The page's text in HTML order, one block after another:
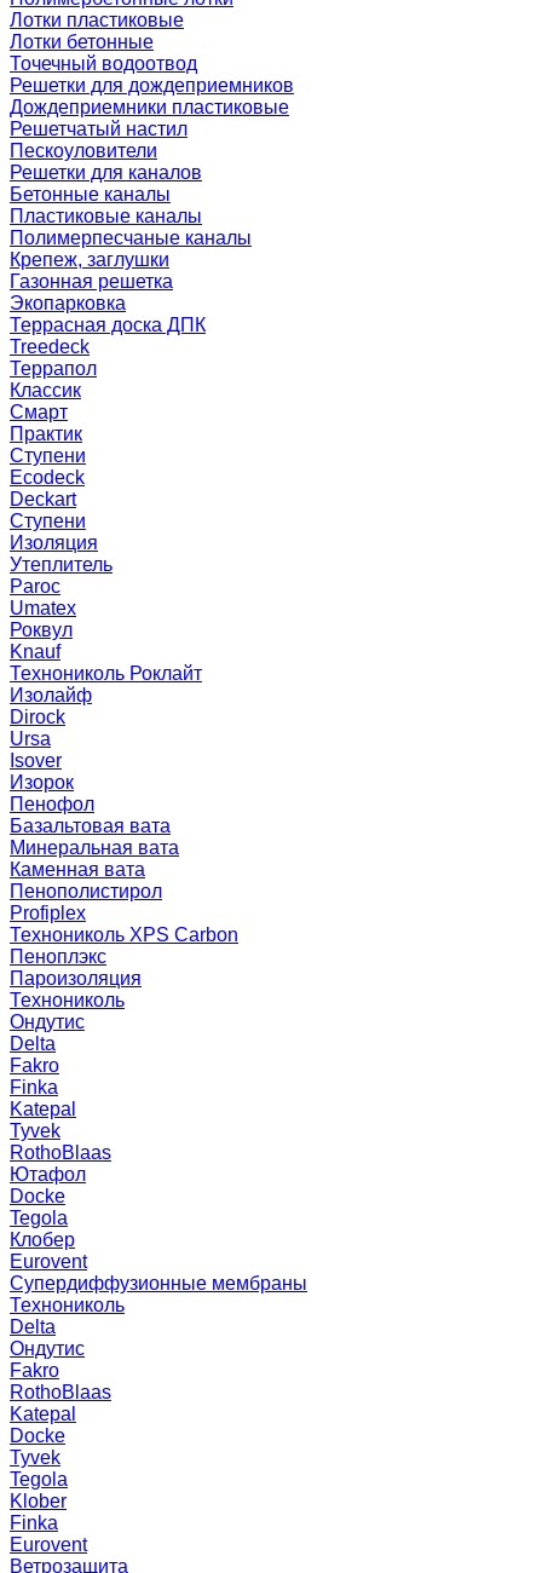
Лотки пластиковые
Лотки бетонные
Точечный водоотвод
Решетки для дождеприемников
Дождеприемники пластиковые
Решетчатый настил
Пескоуловители
Решетки для каналов
Бетонные каналы
Пластиковые каналы
Полимерпесчаные каналы
Крепеж, заглушки
Газонная решетка
Экопарковка
Террасная доска ДПК
Treedeck
Террапол
Классик
Смарт
Практик
Ступени
Ecodeck
Deckart
Ступени
Изоляция
Утеплитель
Paroc
Umatex
Роквул
Knauf
Технониколь Роклайт
Изолайф
Dirock
Ursa
Isover
Изорок
Пенофол
Базальтовая вата
Минеральная вата
Каменная вата
Пенополистирол
Profiplex
Технониколь XPS Carbon
Пеноплэкс
Пароизоляция
Технониколь
Ондутис
Delta
Fakro
Finka
Katepal
Tyvek
RothoBlaas
Ютафол
Docke
Tegola
Клобер
Eurovent
Супердиффузионные мембраны
Технониколь
Delta
Ондутис
Fakro
RothoBlaas
Katepal
Docke
Tyvek
Tegola
Klober
Finka
Eurovent
Ветрозащита